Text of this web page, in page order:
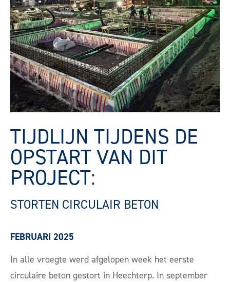
TIJDLIJN TIJDENS DE
OPSTART VAN DIT
PROJECT:
STORTEN CIRCULAIR BETON
FEBRUARI 2025
In alle vroegte werd afgelopen week het eerste
circulaire beton gestort in Heechterp. In september